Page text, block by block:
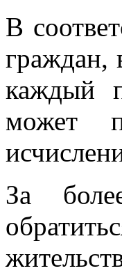
В
граждан,
каждый
может
За